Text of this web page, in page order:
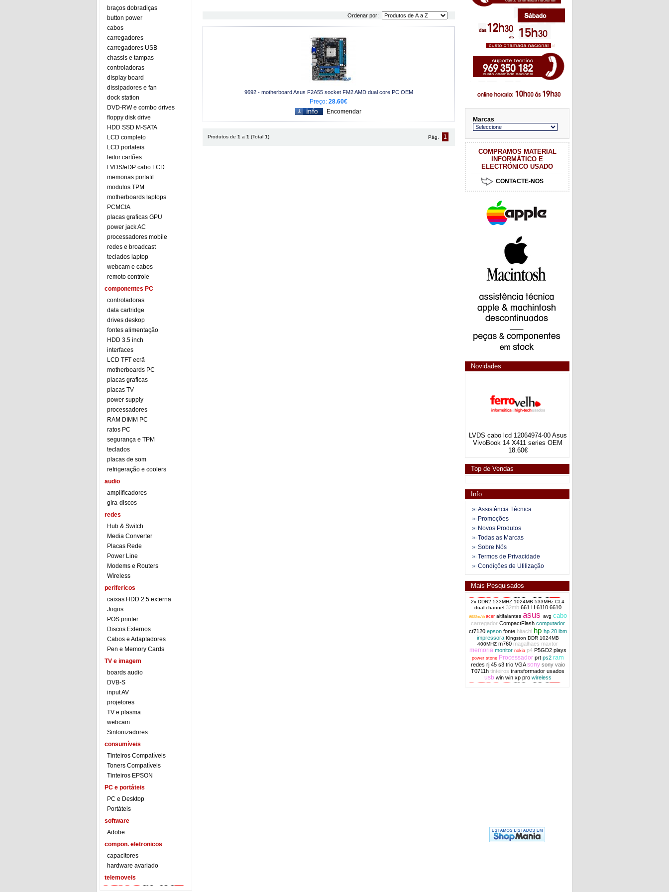
braços dobradiças
button power
cabos
carregadores
carregadores USB
chassis e tampas
controladoras
display board
dissipadores e fan
dock station
DVD-RW e combo drives
floppy disk drive
HDD SSD M-SATA
LCD completo
LCD portateis
leitor cartões
LVDS/eDP cabo LCD
memorias portatil
modulos TPM
motherboards laptops
PCMCIA
placas graficas GPU
power jack AC
processadores mobile
redes e broadcast
teclados laptop
webcam e cabos
remoto controle
componentes PC
controladoras
data cartridge
drives deskop
fontes alimentação
HDD 3.5 inch
interfaces
LCD TFT ecrã
motherboards PC
placas graficas
placas TV
power supply
processadores
RAM DIMM PC
ratos PC
segurança e TPM
teclados
placas de som
refrigeração e coolers
audio
amplificadores
gira-discos
redes
Hub & Switch
Media Converter
Placas Rede
Power Line
Modems e Routers
Wireless
perifericos
caixas HDD 2.5 externa
Jogos
POS printer
Discos Externos
Cabos e Adaptadores
Pen e Memory Cards
TV e imagem
boards audio
DVB-S
input AV
projetores
TV e plasma
webcam
Sintonizadores
consumíveis
Tinteiros Compatíveis
Toners Compatíveis
Tinteiros EPSON
PC e portáteis
PC e Desktop
Portáteis
software
Adobe
compon. eletronicos
capacitores
hardware avariado
telemoveis
Ordenar por:
9692 - motherboard Asus F2A55 socket FM2 AMD dual core PC OEM
Preço: 28.60€
Produtos de 1 a 1 (Total 1) Pág. 1
Marcas
COMPRAMOS MATERIAL
INFORMÁTICO E
ELECTRÓNICO USADO
CONTACTE-NOS
Novidades
LVDS cabo lcd 12064974-00 Asus
VivoBook 14 X411 series OEM
18.60€
Top de Vendas
Info
Assistência Técnica
Promoções
Novos Produtos
Todas as Marcas
Sobre Nós
Termos de Privacidade
Condições de Utilização
Mais Pesquisados
2x DDR2 533MHZ 1024MB 533MHz CL4
dual channel 32mb 661 H 6110 6610
9800mAh acer altifalantes asus avg cabo
carregador CompactFlash computador
ct7120 epson fonte hitachi hp hp 20 ibm
impressora Kingston DDR 1024MB
400MHZ m760 magalhaes maxtor
memoria monitor nokia p4 P5GD2 plays
power stone Processador prt ps2 ram
redes rj 45 s3 trio VGAsony sony vaio
T0711h tinteiros transformador usados
usb win win xp pro wireless